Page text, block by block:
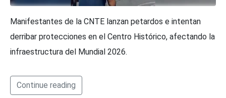
Manifestantes de la CNTE lanzan petardos e intentan
derribar protecciones en el Centro Histórico, afectando la
infraestructura del Mundial 2026.
Continue reading